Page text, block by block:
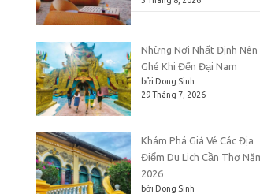
Những Nơi Nhất Định Nên
Ghé Khi Đến Đại Nam
bởi Dong Sinh
29 Tháng 7, 2026
Khám Phá Giá Vé Các Địa
Điểm Du Lịch Cần Thơ
2026
bởi Dong Sinh